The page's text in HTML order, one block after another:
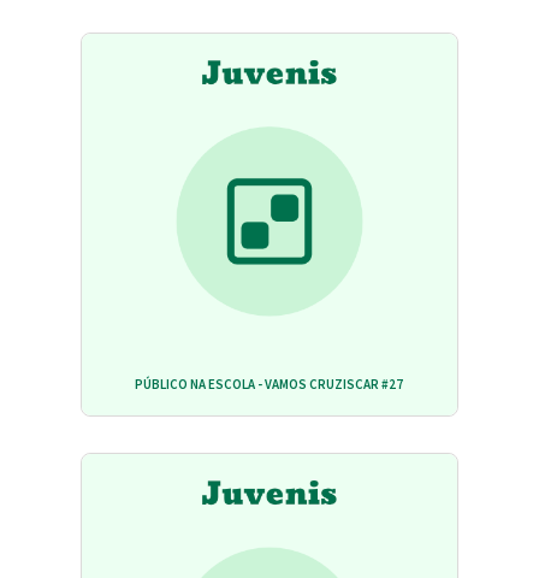
PÚBLICO NA ESCOLA - VAMOS CRUZISCAR #27